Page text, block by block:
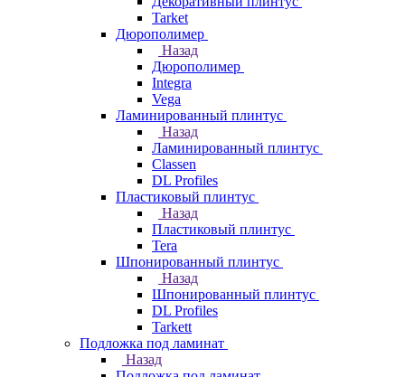
Tarket
Дюрополимер
Назад
Дюрополимер
Integra
Vega
Ламинированный плинтус
Назад
Ламинированный плинтус
Classen
DL Profiles
Пластиковый плинтус
Назад
Пластиковый плинтус
Tera
Шпонированный плинтус
Назад
Шпонированный плинтус
DL Profiles
Tarkett
Подложка под ламинат
Назад